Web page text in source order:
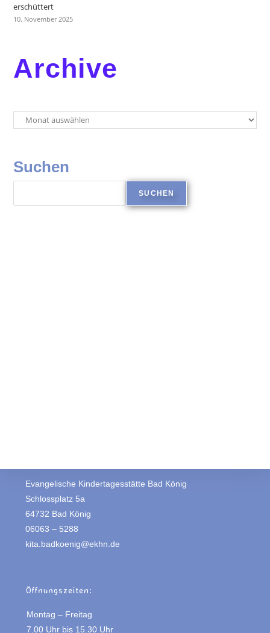
erschüttert
10. November 2025
Archive
Suchen
SUCHEN
Evangelische Kindertagesstätte Bad König
Schlossplatz 5a
64732 Bad König
06063 – 5288
kita.badkoenig@ekhn.de
Öffnungszeiten:
Montag – Freitag
7.00 Uhr bis 15.30 Uhr